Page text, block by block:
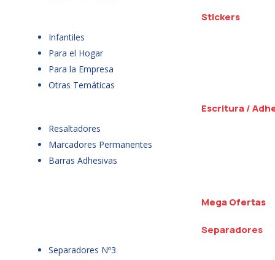
Stickers
Infantiles
Para el Hogar
Para la Empresa
Otras Temáticas
Escritura /
Resaltadores
Marcadores Permanentes
Barras Adhesivas
Mega Ofertas
Separadores
Separadores Nº3